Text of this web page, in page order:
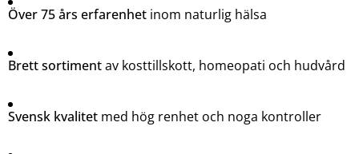
Över 75 års erfarenhet inom naturlig hälsa
Brett sortimentav kosttillskott, homeopati och hudvård
Svensk kvalitet med hög renhet och noga kontroller